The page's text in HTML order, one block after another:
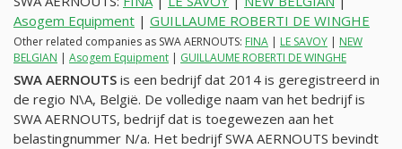
Asogem Equipment | GUILLAUME ROBERTI DE WINGHE
Other related companies as SWA AERNOUTS: FINA | LE SAVOY | NEW
BELGIAN | Asogem Equipment | GUILLAUME ROBERTI DE WINGHE
SWA AERNOUTS is een bedrijf dat 2014 is geregistreerd in
de regio N\A, België. De volledige naam van het bedrijf is
SWA AERNOUTS, bedrijf dat is toegewezen aan het
belastingnummer N/a. Het bedrijf SWA AERNOUTS bevindt